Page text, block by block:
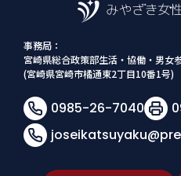
事務局：
宮崎県総合政策部生活・協働・男女
(宮崎県宮崎市橘通東2丁目10番1号)
0985-26-7040